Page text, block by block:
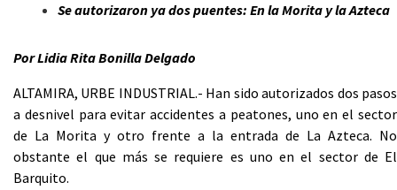
Se autorizaron ya dos puentes: En la Morita y la Azteca
Por Lidia Rita Bonilla Delgado
ALTAMIRA, URBE INDUSTRIAL.- Han sido autorizados dos pasos
a desnivel para evitar accidentes a peatones, uno en el sector
de La Morita y otro frente a la entrada de La Azteca. No
obstante el que más se requiere es uno en el sector de El
Barquito.